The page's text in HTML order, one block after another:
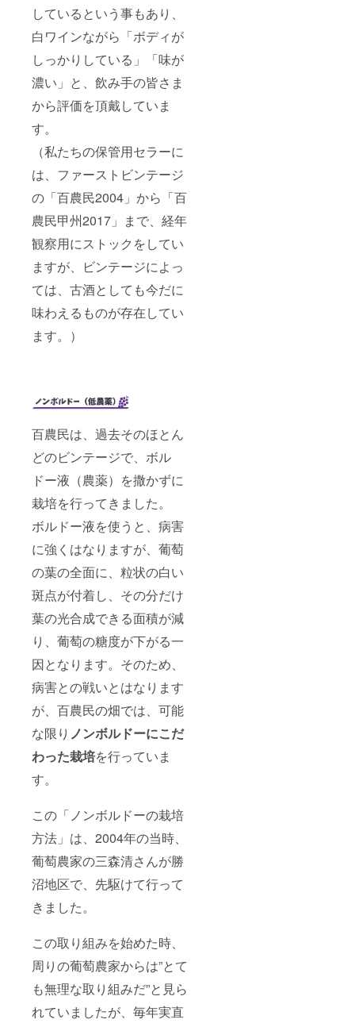
しているという事もあり、
白ワインながら「ボディが
しっかりしている」「味が
濃い」と、飲み手の皆さま
から評価を頂戴していま
す。
（私たちの保管用セラーに
は、ファーストビンテージ
の「百農民2004」から「百
農民甲州2017」まで、経年
観察用にストックをしてい
ますが、ビンテージによっ
ては、古酒としても今だに
味わえるものが存在してい
ます。）
百農民は、過去そのほとん
どのビンテージで、ボル
ドー液（農薬）を撒かずに
栽培を行ってきました。
ボルドー液を使うと、病害
に強くはなりますが、葡萄
の葉の全面に、粒状の白い
斑点が付着し、その分だけ
葉の光合成できる面積が減
り、葡萄の糖度が下がる一
因となります。そのため、
病害との戦いとはなります
が、百農民の畑では、可能
な限り ノンボルドーにこだ
わった栽培を行っていま
す。
この「ノンボルドーの栽培
方法」は、2004年の当時、
葡萄農家の三森清さんが勝
沼地区で、先駆けて行って
きました。
この取り組みを始めた時、
周りの葡萄農家からは”とて
も無理な取り組みだ”と見ら
れていましたが、毎年実直